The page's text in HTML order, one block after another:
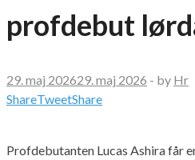
profdebut
29. maj 202629. maj 2026 - by Hr
ShareTweetShare
Profdebutanten Lucas Ashira får